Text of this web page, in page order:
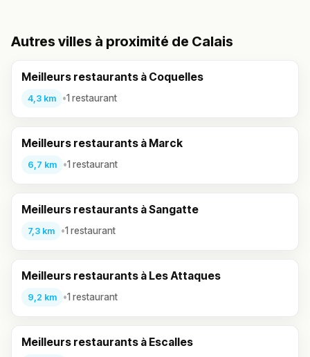
Autres villes à proximité de Calais
Meilleurs restaurants à Coquelles
4,3 km •1 restaurant
Meilleurs restaurants à Marck
6,7 km •1 restaurant
Meilleurs restaurants à Sangatte
7,3 km •1 restaurant
Meilleurs restaurants à Les Attaques
9,2 km •1 restaurant
Meilleurs restaurants à Escalles